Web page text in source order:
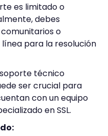
es limitado o
debes
o
para la resolución
técnico
ser crucial para
con un equipo
en SSL.